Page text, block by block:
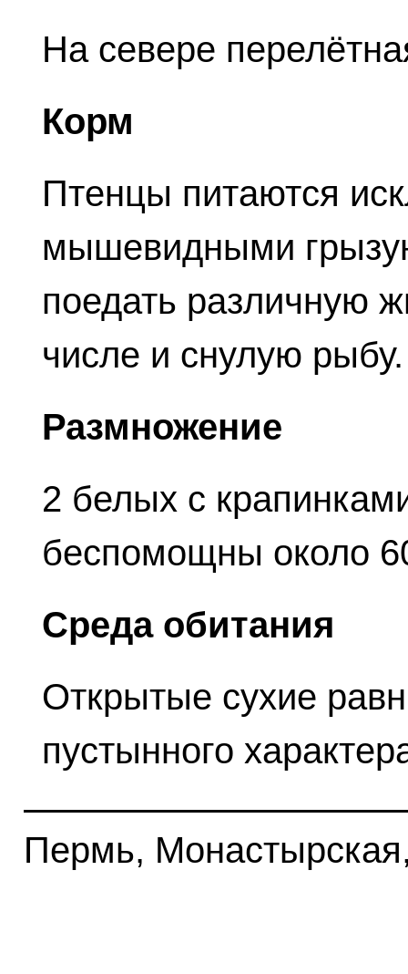
На севере
Корм
Птенцы питаются
мышевидными
поедать различную
числе и снулую
Размножение
2 белых с
беспомощны около
Среда обитания
Открытые сухие
пустынного
Пермь,